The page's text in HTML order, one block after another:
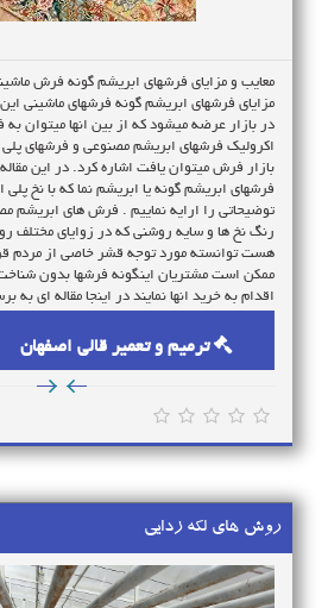
ترنج کف ساده و هم چنین نقشه های گل فرنگ و
عرضه قالی های شهری باف و سیرجان مهم
عشایری هستند.
معایب و مزایای فرشهای ابریشم گونه فرش
مزایای فرشهای ابریشم گونه فرشهای ماشینی این
در بازار عرضه میشود که از بین انها میتوان
اکرولیک فرشهای ابریشم مصنوعی و فرشهای پلی
بازار فرش میتوان یافت ​اشاره کرد. در این
فرشهای ابریشم گونه یا ابریشم نما که با نخ
توضیحاتی را ارایه نماییم . فرش های ابریشم
رنگ نخ ها و سایه روشنی که در زوایای مختلف
هست توانسته مورد توجه قشر خاصی از مردم
ممکن است مشتریان اینگونه فرشها بدون
اقدام به خرید انها نمایند در اینجا مقاله ای ​به
فرشهای هیچ پرزی از خود نداشته و برای
مشکلات ریوی میشوند کاملا توصیه میشود. براق
به دلیل براق بودن شباهت زیادی به فرشهای
معایب فرش ابریشمی : امکان شستشو : فرشهای
شستشو و رطوبت بسیار ظعیف عمل میکند و
میخواهند که چندین سال به عنوان کف پوش در
فرش : فرش های ابریشم گونه بسیار نازک
فرشهایی که با نخ پلی استر بافته میشود از
فرشهای بلژیکی​ انواع گلیم فرش ومتال .شنل و
مستقیم شدید مثل اتوی داغ و قابلمه داغ به
میسوزد . مقاومت کم در مقابل سایش و فشار:
ترمیم و تعمیر قالی اصفهان
روش های لکه زدایی